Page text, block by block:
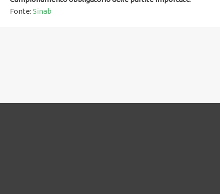
Fonte: Sinab